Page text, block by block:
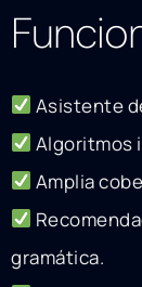
Asistente
Algoritmos
Amplia
gramática.